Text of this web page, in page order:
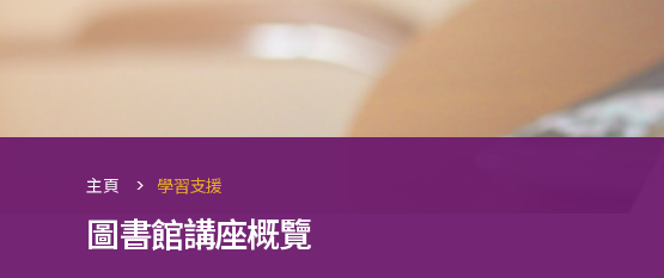
主頁 > 學習支援
圖書館講座概覽